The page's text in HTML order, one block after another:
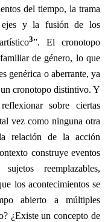
del tiempo, la trama
y la fusión de los
3”. El cronotopo
de género, lo que
genérica o aberrante, ya
cronotopo distintivo. Y
sobre ciertas
vez como ninguna otra
relación de la acción
construye eventos
reemplazables,
los acontecimientos se
abierto a múltiples
¿Existe un concepto de